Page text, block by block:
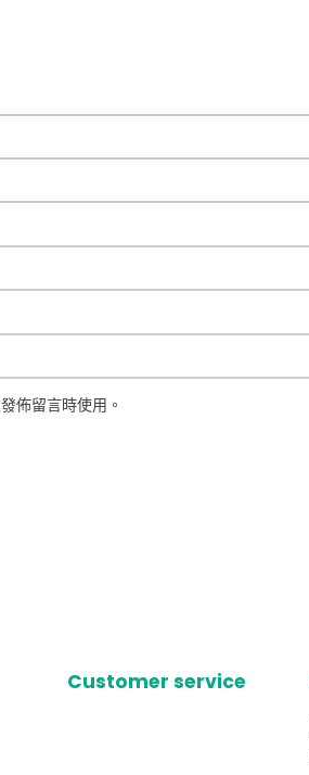
佈留言時使用。
Customer service